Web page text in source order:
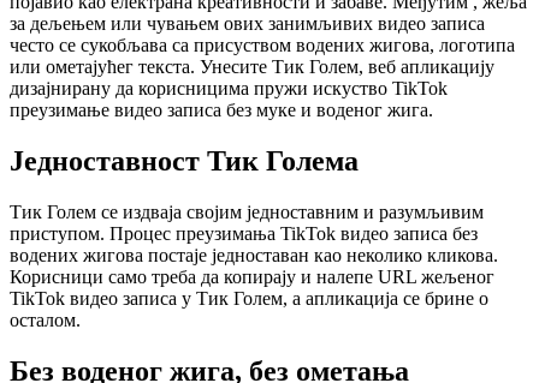
за дељењем или чувањем ових занимљивих видео записа
често се сукобљава са присуством водених жигова, логотипа
или ометајућег текста. Унесите Тик Голем, веб апликацију
дизајнирану да корисницима пружи искуство TikTok
преузимање видео записа без муке и воденог жига.
Једноставност Тик Голема
Тик Голем се издваја својим једноставним и разумљивим
приступом. Процес преузимања TikTok видео записа без
водених жигова постаје једноставан као неколико кликова.
Корисници само треба да копирају и налепе URL жељеног
TikTok видео записа у Тик Голем, а апликација се брине о
осталом.
Без воденог жига, без ометања